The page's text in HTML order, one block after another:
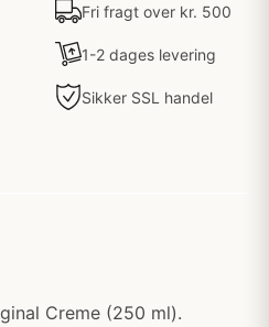
Fri fragt over kr. 500
1-2 dages levering
Sikker SSL handel
Creme (250 ml).